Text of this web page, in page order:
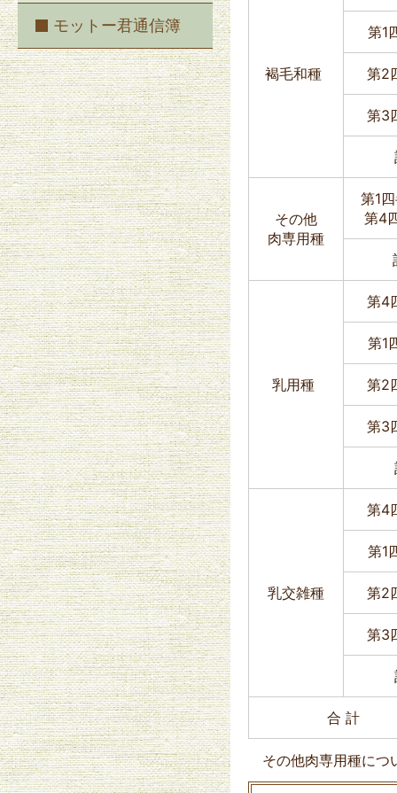
褐毛和種
第1
第2
第3
その他
肉専用種
第1
第4
乳用種
第4
第1
第2
第3
乳交雑種
第4
第1
第2
第3
合 計
その他肉専用種につ
モットー君通信簿